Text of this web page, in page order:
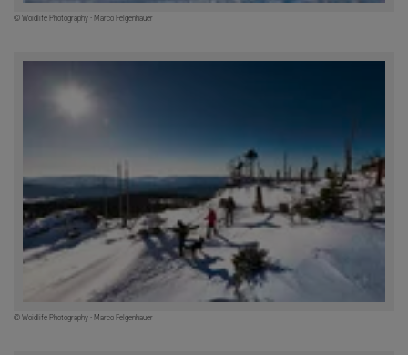
© Woidlife Photography - Marco Felgenhauer
© Woidlife Photography - Marco Felgenhauer